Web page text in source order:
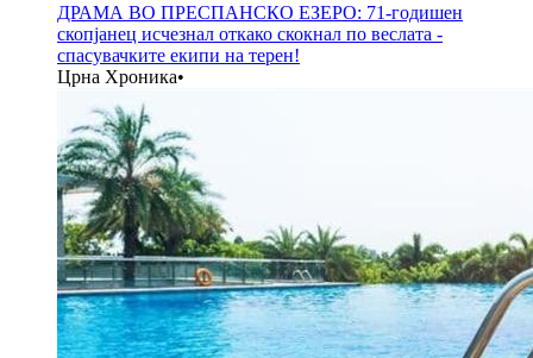
ДРАМА ВО ПРЕСПАНСКО ЕЗЕРО: 71-годишен
скопјанец исчезнал откако скокнал по веслата -
спасувачките екипи на терен!
Црна Хроника•